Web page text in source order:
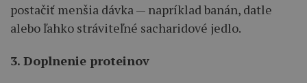
postačiť menšia dávka — napríklad banán, datle
alebo ľahko stráviteľné sacharidové jedlo.
3. Doplnenie proteinov